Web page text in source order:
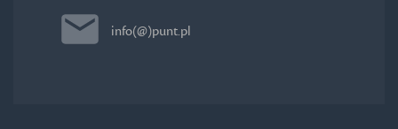
info(@)punt.pl